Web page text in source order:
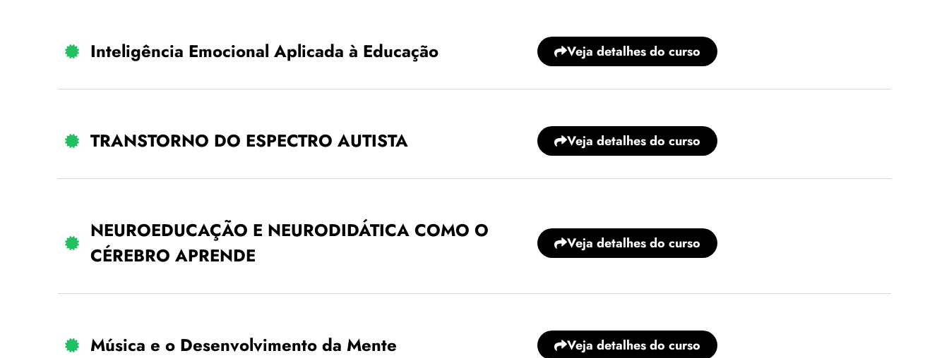
Inteligência Emocional Aplicada à Educação Veja detalhes do curso
TRANSTORNO DO ESPECTRO AUTISTA Veja detalhes do curso
NEUROEDUCAÇÃO E NEURODIDÁTICA COMO O
CÉREBRO APRENDE
Veja detalhes do curso
Música e o Desenvolvimento da Mente Veja detalhes do curso